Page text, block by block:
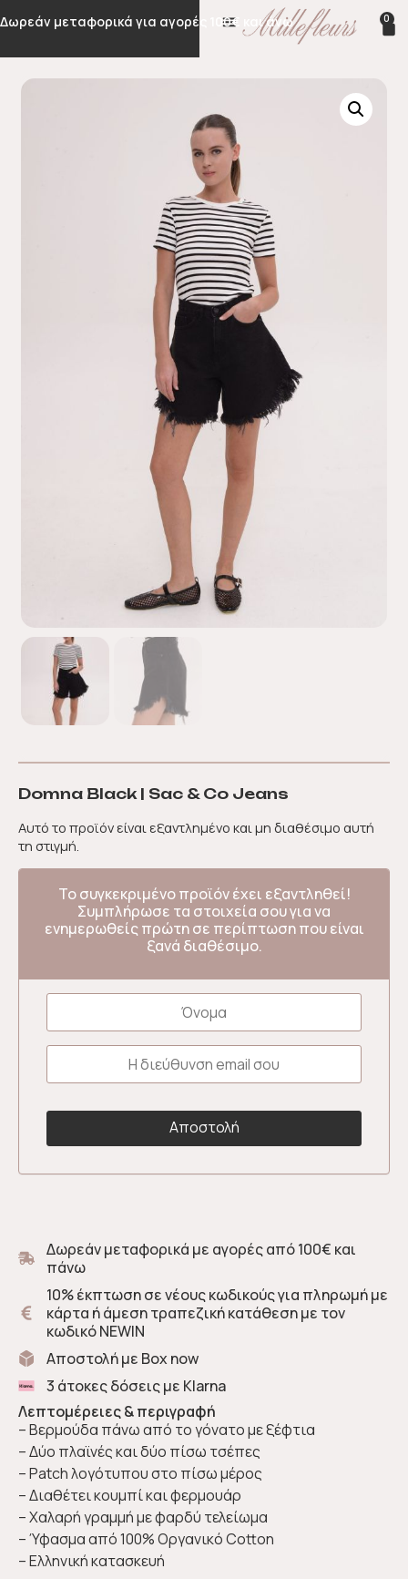
Δωρεάν μεταφορικά για αγορές 100€ και άνω 0
Domna Black | Sac & Co Jeans
Αυτό το προϊόν είναι εξαντλημένο και μη διαθέσιμο αυτή
τη στιγμή.
Το συγκεκριμένο προϊόν έχει εξαντληθεί!
Συμπλήρωσε τα στοιχεία σου για να
ενημερωθείς πρώτη σε περίπτωση που είναι
ξανά διαθέσιμο.
Δωρεάν μεταφορικά με αγορές από 100€ και
πάνω
10% έκπτωση σε νέους κωδικούς για πληρωμή με
κάρτα ή άμεση τραπεζική κατάθεση με τον
κωδικό NEWIN
Αποστολή με Box now
3 άτοκες δόσεις με Klarna
Λεπτομέρειες & περιγραφή
– Βερμούδα πάνω από το γόνατο με ξέφτια
– Δύο πλαϊνές και δύο πίσω τσέπες
– Patch λογότυπου στο πίσω μέρος
– Διαθέτει κουμπί και φερμουάρ
– Χαλαρή γραμμή με φαρδύ τελείωμα
– Ύφασμα από 100% Οργανικό Cotton
– Ελληνική κατασκευή